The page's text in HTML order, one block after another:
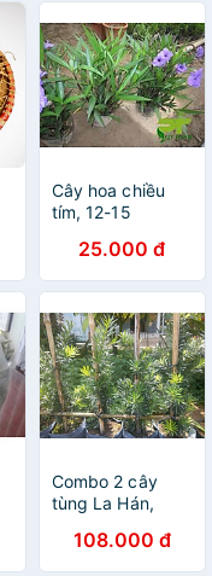
Cây hoa chiều
tím, 12-15
25.000 đ
Combo 2 cây
tùng La Hán,
50cm
108.000 đ